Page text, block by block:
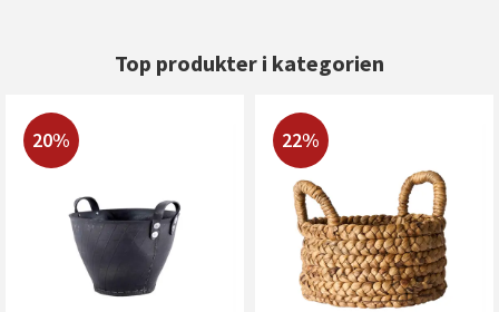
Top produkter i kategorien
20% 22%